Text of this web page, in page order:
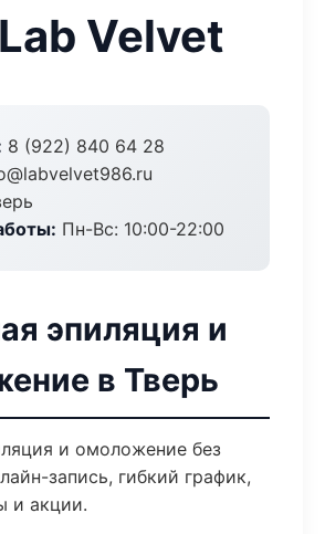
Velvet
8 (922) 840 64 28
Пн-Вс: 10:00-22:00
эпиляция и
в Тверь
и омоложение без
запись, гибкий график,
и акции.